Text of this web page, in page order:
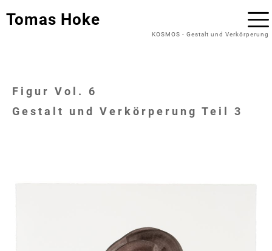
Tomas Hoke
KOSMOS - Gestalt und Verkörperung
Figur Vol. 6
Gestalt und Verkörperung Teil 3